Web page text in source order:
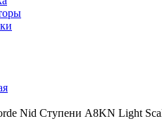
Nid Ступени A8KN Light